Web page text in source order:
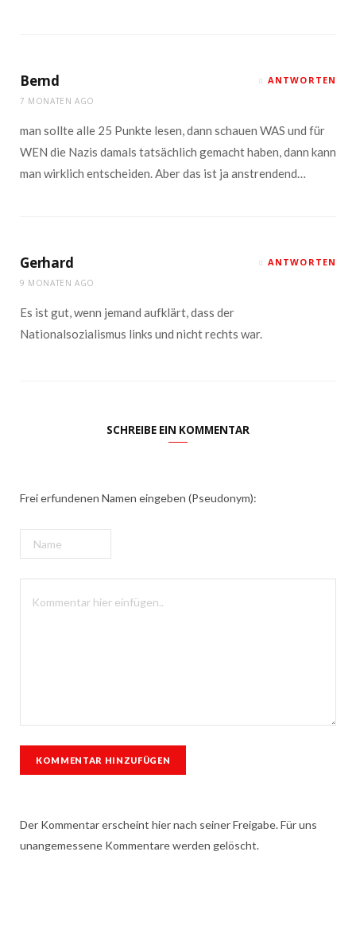
Bernd
7 MONATEN AGO
ANTWORTEN
man sollte alle 25 Punkte lesen, dann schauen WAS und für
WEN die Nazis damals tatsächlich gemacht haben, dann kann
man wirklich entscheiden. Aber das ist ja anstrendend…
Gerhard
9 MONATEN AGO
ANTWORTEN
Es ist gut, wenn jemand aufklärt, dass der
Nationalsozialismus links und nicht rechts war.
SCHREIBE EIN KOMMENTAR
Frei erfundenen Namen eingeben (Pseudonym):
Der Kommentar erscheint hier nach seiner Freigabe. Für uns
unangemessene Kommentare werden gelöscht.